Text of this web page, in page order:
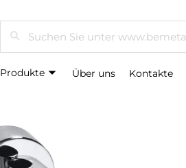
Suchen
Produkte Über uns Kontakte